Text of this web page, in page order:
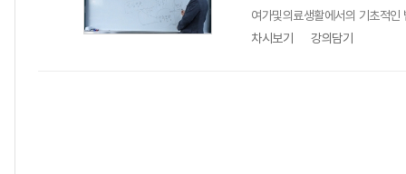
여가및의료생활에서의 기초적인
차시보기
강의담기